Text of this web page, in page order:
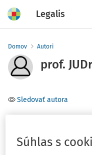
Legalis
Domov Autori
prof.
Sledovať autora
Filter
Súhlas s